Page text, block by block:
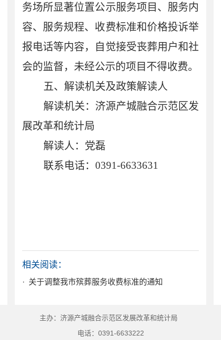
务场所显著位置公示服务项目、服务内
容、服务规程、收费标准和价格投诉举
报电话等内容，自觉接受丧葬用户和社
会的监督，未经公示的项目不得收费。
五、解读机关及政策解读人
解读机关：济源产城融合示范区发
展改革和统计局
解读人：党磊
联系电话： 0391-6633631
相关阅读：
· 关于调整我市殡葬服务收费标准的通知
主办：济源产城融合示范区发展改革和统计局
电话：0391-6633222